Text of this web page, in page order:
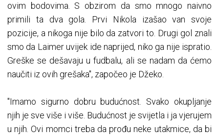
ovim bodovima. S obzirom da smo mnogo naivno
primili ta dva gola. Prvi Nikola izašao van svoje
pozicije, a nikoga nije bilo da zatvori to. Drugi gol znali
smo da Laimer uvijek ide naprijed, niko ga nije ispratio.
Greške se dešavaju u fudbalu, ali se nadam da ćemo
naučiti iz ovih grešaka", započeo je Džeko.
"Imamo sigurno dobru budućnost. Svako okupljanje
njih je sve više i više. Budućnost je svijetla i ja vjerujem
u njih. Ovi momci treba da prođu neke utakmice, da bi